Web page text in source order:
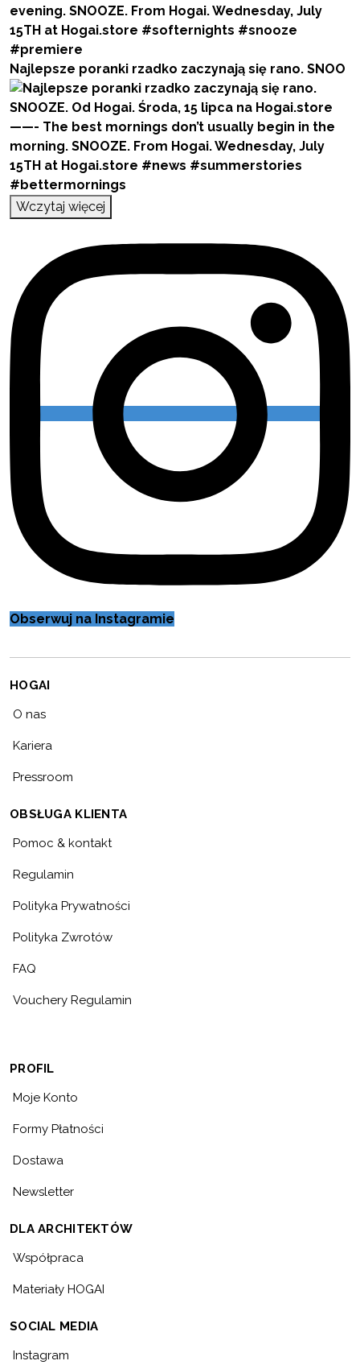
Najlepsze poranki rzadko zaczynają się rano. SNOO
Wczytaj więcej
Obserwuj na Instagramie
HOGAI
O nas
Kariera
Pressroom
OBSŁUGA KLIENTA
Pomoc & kontakt
Regulamin
Polityka Prywatności
Polityka Zwrotów
FAQ
Vouchery Regulamin
PROFIL
Moje Konto
Formy Płatności
Dostawa
Newsletter
DLA ARCHITEKTÓW
Współpraca
Materiały HOGAI
SOCIAL MEDIA
Instagram